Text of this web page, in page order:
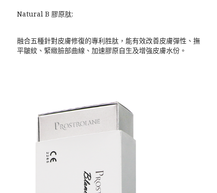
Natural B 膠原肽:
融合五種針對皮膚修復的專利胜肽，能有效改善皮膚彈性、撫
平皺紋、緊緻臉部曲線、加速膠原自生及增強皮膚水份。